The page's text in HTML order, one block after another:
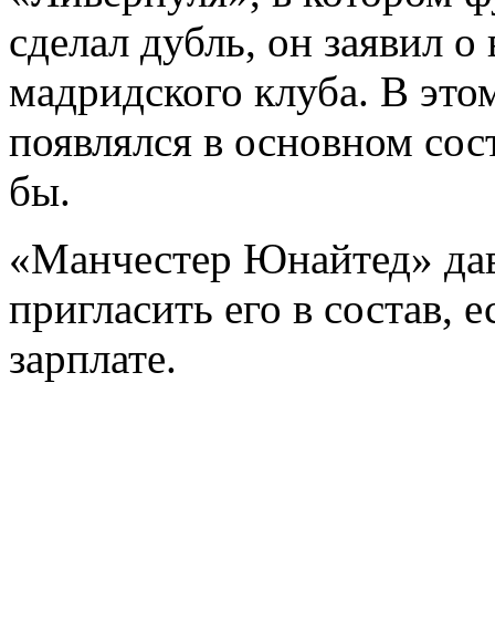
сделал дубль, он заявил
мадридского клуба. В
появлялся в основном
бы.
«Манчестер Юнайтед»
пригласить его в состав,
зарплате.